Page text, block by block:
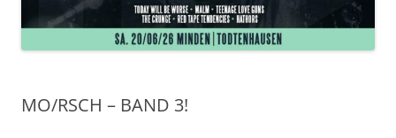
MO/RSCH – BAND 3!